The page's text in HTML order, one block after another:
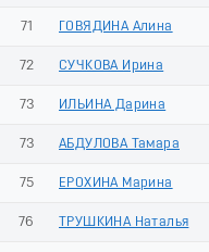
71 ГОВЯДИНА Алина
72 СУЧКОВА Ирина
73 ИЛЬИНА Дарина
73 АБДУЛОВА Тамара
75 ЕРОХИНА Марина
76 ТРУШКИНА Наталья